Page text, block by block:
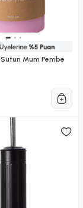
Sütun Mum Pembe